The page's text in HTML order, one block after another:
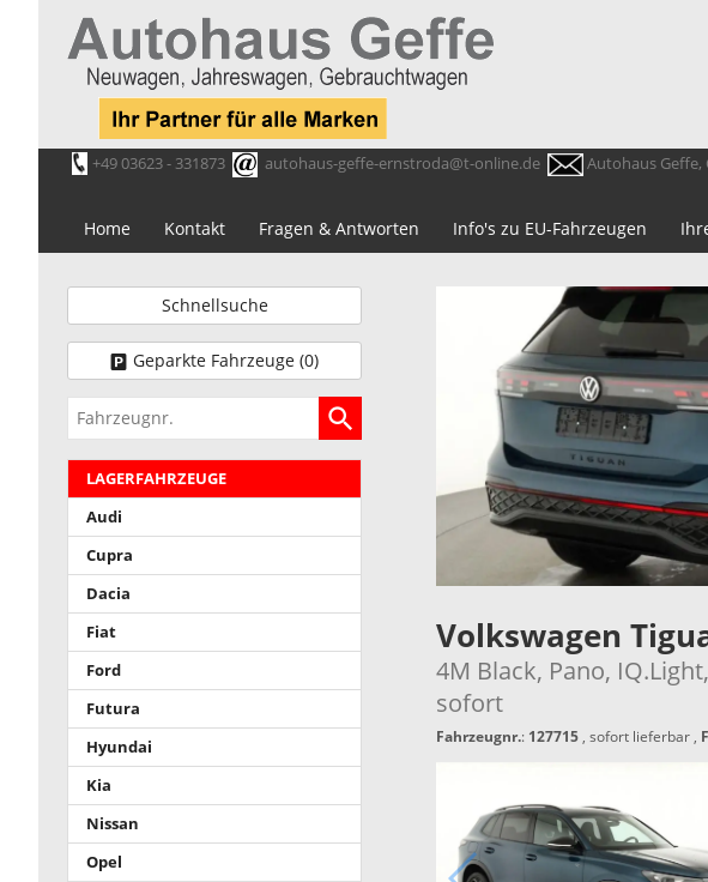
+49 03623 - 331873 autohaus-geffe-ernstroda@t-online.de Autohaus Geffe,
Home Kontakt Fragen & Antworten Info's zu EU-Fahrzeugen
Volkswagen
4M Black, Pano,
sofort
Fahrzeugnr.: 127715, sofort lieferbar,
Schnellsuche
Geparkte Fahrzeuge (0)
Fahrzeugnr.
LAGERFAHRZEUGE
Audi
Cupra
Dacia
Fiat
Ford
Futura
Hyundai
Kia
Nissan
Opel